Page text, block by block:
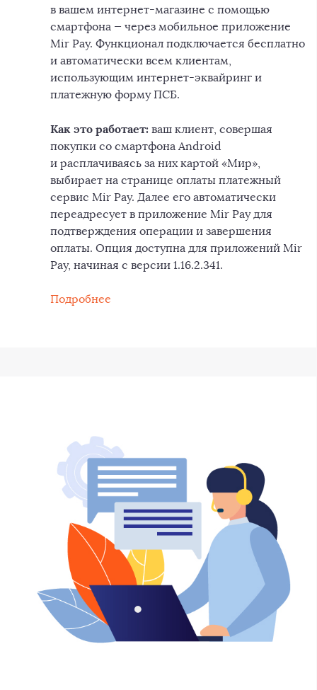
в вашем интернет-магазине с помощью
смартфона — через мобильное приложение
Mir Pay. Функционал подключается бесплатно
и автоматически всем клиентам,
использующим интернет-эквайринг и
платежную форму ПСБ.
Как это работает: ваш клиент, совершая
покупки со смартфона Android
и расплачиваясь за них картой «Мир»,
выбирает на странице оплаты платежный
сервис Mir Pay. Далее его автоматически
переадресует в приложение Mir Pay для
подтверждения операции и завершения
оплаты. Опция доступна для приложений Mir
Pay, начиная с версии 1.16.2.341.
Подробнее